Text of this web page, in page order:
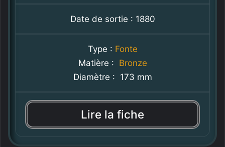
Date de sortie : 1880
Type : Fonte
Matière : Bronze
Diamètre : 173 mm
Lire la fiche